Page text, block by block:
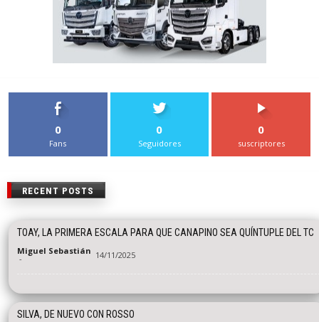
0
Fans
0
Seguidores
0
suscriptores
RECENT POSTS
TOAY, LA PRIMERA ESCALA PARA QUE CANAPINO SEA QUÍNTUPLE DEL TC
Miguel Sebastián
- 14/11/2025
SILVA, DE NUEVO CON ROSSO